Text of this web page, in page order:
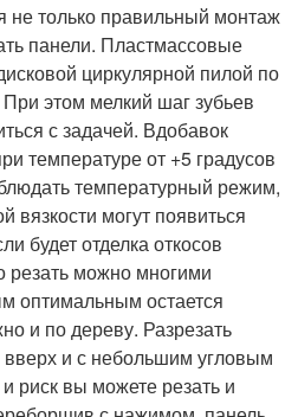
только правильный монтаж
панели. Пластмассовые
циркулярной пилой по
этом мелкий шаг зубьев
с задачей. Вдобавок
температуре от +5 градусов
температурный режим,
вязкости могут появиться
будет отделка откосов
резать можно многими
оптимальным остается
и по дереву. Разрезать
и с небольшим угловым
риск вы можете резать и